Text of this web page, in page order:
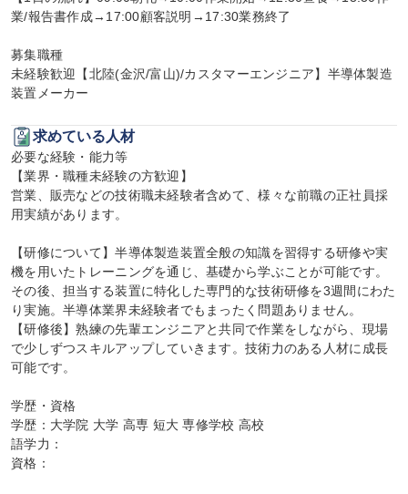
業/報告書作成→17:00顧客説明→17:30業務終了
募集職種
未経験歓迎【北陸(金沢/富山)/カスタマーエンジニア】半導体製造
装置メーカー
求めている人材
必要な経験・能力等
【業界・職種未経験の方歓迎】
営業、販売などの技術職未経験者含めて、様々な前職の正社員採
用実績があります。
【研修について】半導体製造装置全般の知識を習得する研修や実
機を用いたトレーニングを通じ、基礎から学ぶことが可能です。
その後、担当する装置に特化した専門的な技術研修を3週間にわた
り実施。半導体業界未経験者でもまったく問題ありません。
【研修後】熟練の先輩エンジニアと共同で作業をしながら、現場
で少しずつスキルアップしていきます。技術力のある人材に成長
可能です。
学歴・資格
学歴：大学院 大学 高専 短大 専修学校 高校
語学力：
資格：